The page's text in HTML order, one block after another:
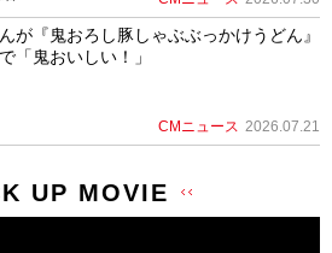
が『鬼おろし豚しゃぶぶっかけうどん』
「鬼おいしい！」
CMニュース 2026.07.21
UP MOVIE